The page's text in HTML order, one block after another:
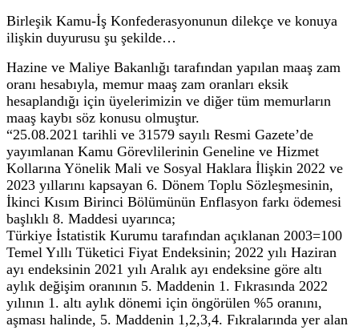
Birleşik Kamu-İş Konfederasyonunun dilekçe ve konuya
ilişkin duyurusu şu şekilde…
Hazine ve Maliye Bakanlığı tarafından yapılan maaş zam
oranı hesabıyla, memur maaş zam oranları eksik
hesaplandığı için üyelerimizin ve diğer tüm memurların
maaş kaybı söz konusu olmuştur.
“25.08.2021 tarihli ve 31579 sayılı Resmi Gazete’de
yayımlanan Kamu Görevlilerinin Geneline ve Hizmet
Kollarına Yönelik Mali ve Sosyal Haklara İlişkin 2022 ve
2023 yıllarını kapsayan 6. Dönem Toplu Sözleşmesinin,
İkinci Kısım Birinci Bölümünün Enflasyon farkı ödemesi
başlıklı 8. Maddesi uyarınca;
Türkiye İstatistik Kurumu tarafından açıklanan 2003=100
Temel Yıllı Tüketici Fiyat Endeksinin; 2022 yılı Haziran
ayı endeksinin 2021 yılı Aralık ayı endeksine göre altı
aylık değişim oranının 5. Maddenin 1. Fıkrasında 2022
yılının 1. altı aylık dönemi için öngörülen %5 oranını,
aşması halinde, 5. Maddenin 1,2,3,4. Fıkralarında yer alan